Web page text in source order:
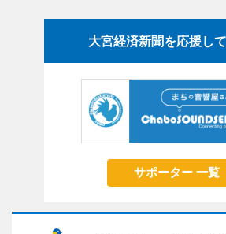
大宮経済新聞を応援し
サポーター 一覧